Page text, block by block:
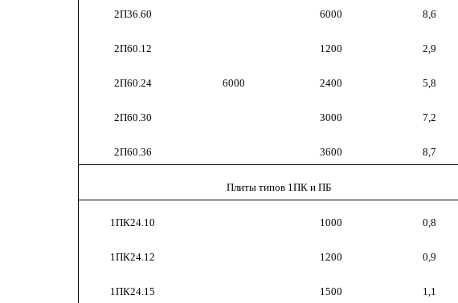
2П36.60 6000 8,6
2П60.12 1200 2,9
2П60.24 6000 2400 5,8
2П60.30 3000 7,2
2П60.36 3600 8,7
Плиты типов 1ПК и ПБ
1ПК24.10 1000 0,8
1ПК24.12 1200 0,9
1ПК24.15 1500 1,1